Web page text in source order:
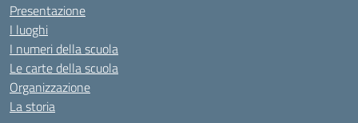
Presentazione
I luoghi
I numeri della scuola
Le carte della scuola
Organizzazione
La storia